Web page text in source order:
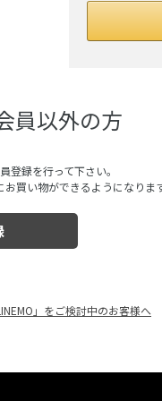
員以外の方
登録を行って下さい。
買い物ができるようになりま
」をご検討中のお客様へ